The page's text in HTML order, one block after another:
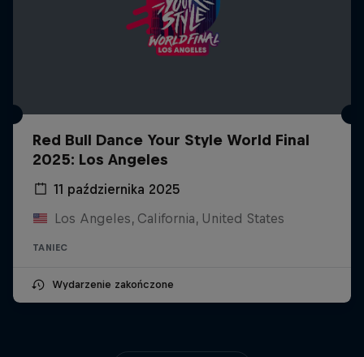
Red Bull Dance Your Style World Final
2025: Los Angeles
11 października 2025
Los Angeles, California, United States
TANIEC
Wydarzenie zakończone